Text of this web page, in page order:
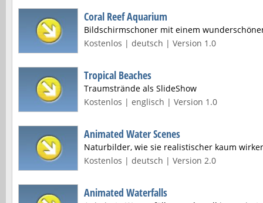
Coral Reef Aquarium
Bildschirmschoner mit einem
Kostenlos | deutsch | Version 1.0
Tropical Beaches
Traumstrände als SlideShow
Kostenlos | englisch | Version 1.0
Animated Water Scenes
Naturbilder, wie sie realistischer kaum
Kostenlos | deutsch | Version 2.0
Animated Waterfalls